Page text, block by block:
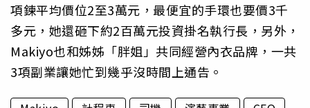
項鍊平均價位2至3萬元，最便宜的手環也要價3千
多元，她還砸下約2百萬元投資掛名執行長，另外，
Makiyo也和姊姊「胖姐」共同經營內衣品牌，一共
3項副業讓她忙到幾乎沒時間上通告。